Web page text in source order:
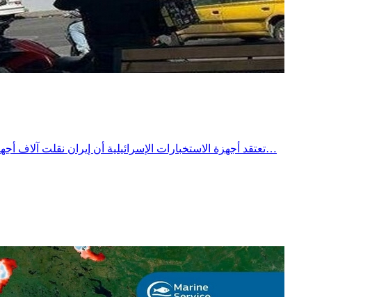
تعتقد أجهزة الاستخبارات الإسرائيلية أن إيران نقلت آلاف أجهزة الطرد المركزي المستخدمة في تخصيب اليورانيوم إلى أنفاق محفورة في أعماق جبل خلال الخريف الماضي، وفق ما نقلته…